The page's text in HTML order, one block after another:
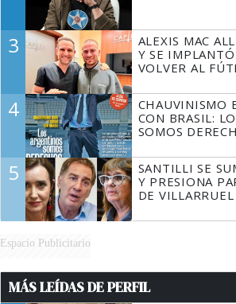
3
ALEXIS MAC
Y SE
VOLVER AL
4
CHAUVINISMO
CON BRASIL:
SOMOS
5
SANTILLI SE
Y PRESIONA
DE VILLARRUEL
Espacio Publicitario
MÁS LEÍDAS DE PERFIL